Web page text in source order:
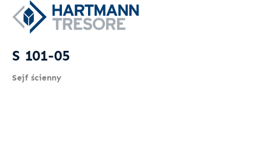
S 101-05
Sejf ścienny